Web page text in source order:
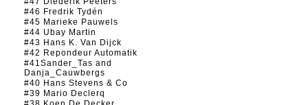
#46 Fredrik Tydén
#45 Marieke Pauwels
#44 Ubay Martin
#43 Hans K. Van Dijck
#42 Repondeur Automatik
#41Sander_Tas and
Danja_Cauwbergs
#40 Hans Stevens & Co
#39 Mario Declerq